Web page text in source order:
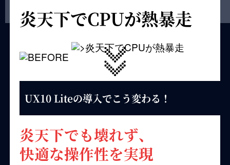
炎天下でCPUが熱暴走
UX10 Liteの導入でこう変わる！
炎天下でも壊れず、
快適な操作性を実現